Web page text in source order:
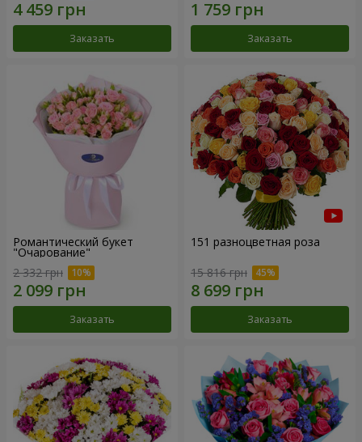
Заказать Заказать
Романтический букет
"Очарование"
2 332 грн
Заказать
151 разноцветная роза
15 816 грн
Заказать